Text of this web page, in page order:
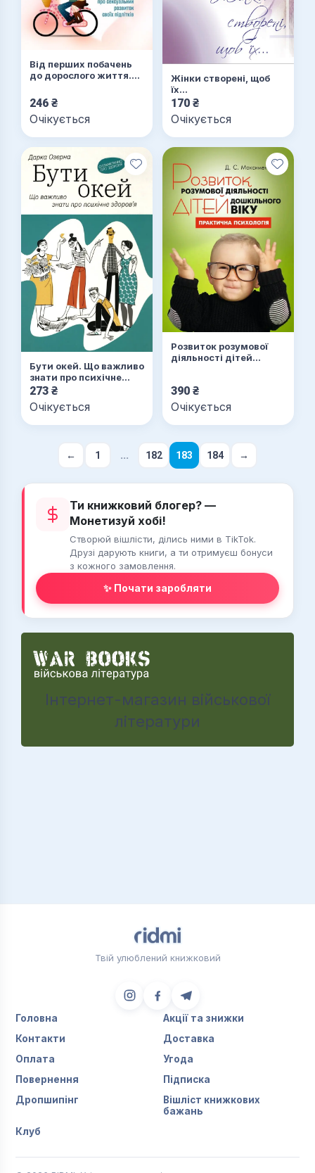
Від перших побачень
до дорослого життя.
батьки про
сексуальний розвиток
підлітків
246 ₴
Очікується
Жінки створені, щоб
їх…
170 ₴
Очікується
Бути окей. Що важливо
знати про психічне
здоров’я
273 ₴
Очікується
Розвиток розумової
діяльності дітей
390 ₴
Очікується
← 1 ... 182 183 184 →
Ти книжковий блогер? —
Монетизуй хобі!
Створюй вішлісти, ділись ними в TikTok.
Друзі дарують книги, а ти отримуєш бонуси
з кожного замовлення.
✨ Почати заробляти
Інтернет-магазин військової
літератури
Твій улюблений книжковий
Головна
Акції та знижки
Контакти
Доставка
Оплата
Угода
Повернення
Підписка
Дропшипінг
Вішліст книжкових
бажань
Клуб